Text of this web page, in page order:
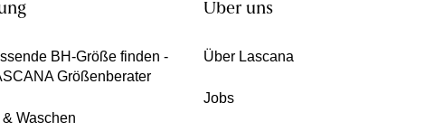
BH-Größe finden -
Größenberater
Waschen
Über uns
Über Lascana
Jobs